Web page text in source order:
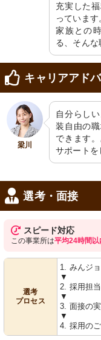
充実した
っています
家族との
る、そんな
キャリアアド
梁川
自分らし
装自由の
できます
サポートを
選考・面接
スピード対応
この事業所は平均24時間以
選考
プロセス
1. みんジ
▼
2. 採用担
▼
3. 面接の
▼
4. 採用の